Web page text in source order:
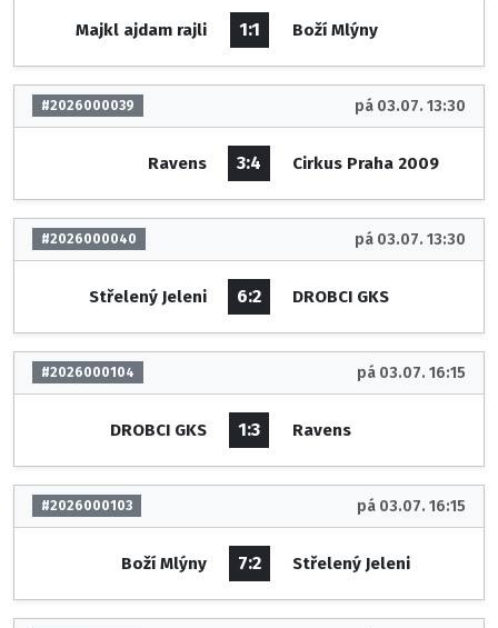
Majkl ajdam rajli 1:1 Boží Mlýny
#2026000039 pá 03.07. 13:30
Ravens 3:4 Cirkus Praha 2009
#2026000040 pá 03.07. 13:30
Střelený Jeleni 6:2 DROBCI GKS
#2026000104 pá 03.07. 16:15
DROBCI GKS 1:3 Ravens
#2026000103 pá 03.07. 16:15
Boží Mlýny 7:2 Střelený Jeleni